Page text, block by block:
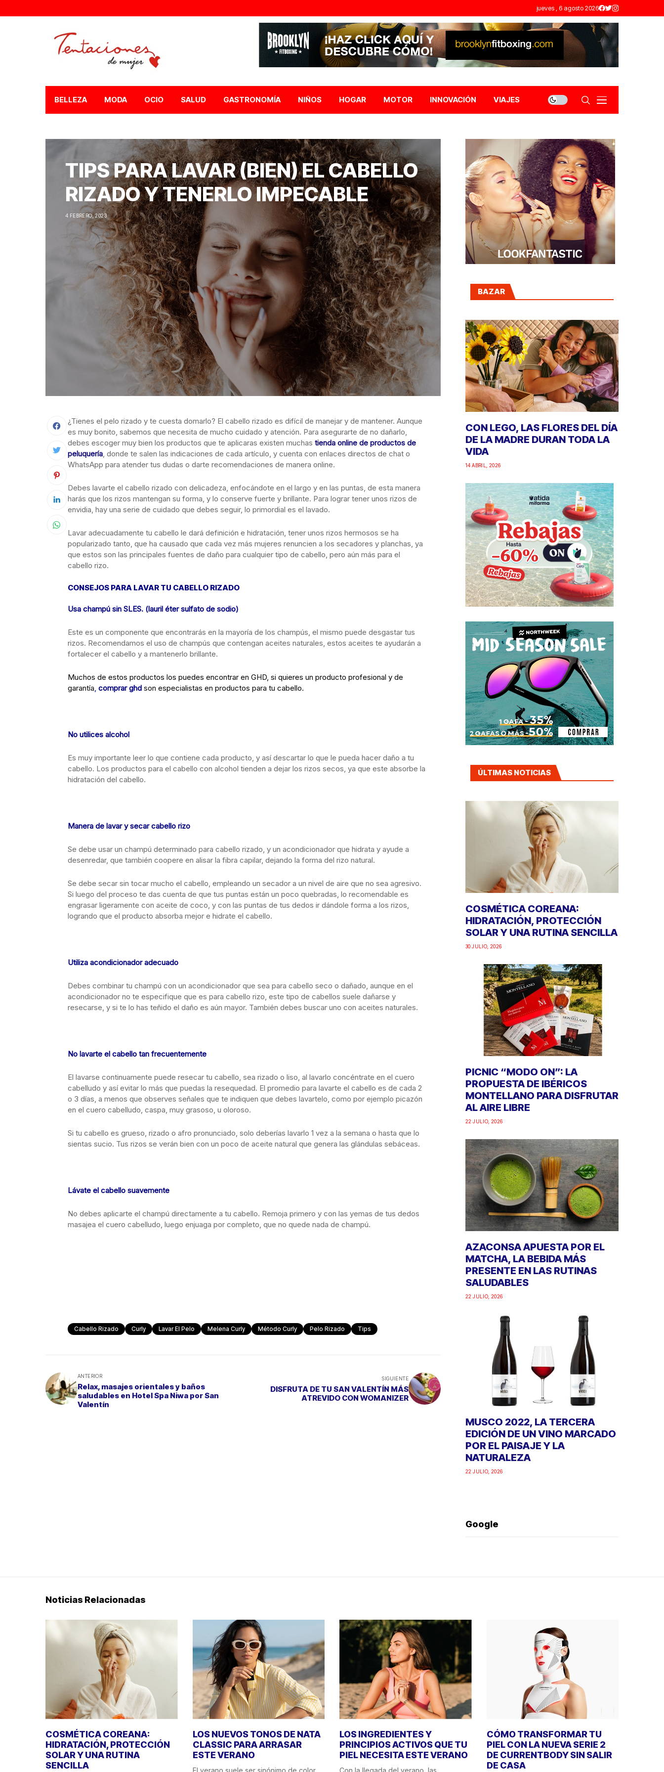
jueves , 6 agosto 2026
BELLEZA MODA OCIO SALUD GASTRONOMÍA NIÑOS HOGAR MOTOR INNOVACIÓN VIAJES
TIPS PARA LAVAR (BIEN) EL CABELLO
RIZADO Y TENERLO IMPECABLE
4 FEBRERO, 2023
¿Tienes el pelo rizado y te cuesta domarlo? El cabello rizado es difícil de manejar y de mantener. Aunque
es muy bonito, sabemos que necesita de mucho cuidado y atención. Para asegurarte de no dañarlo,
debes escoger muy bien los productos que te aplicaras existen muchas tienda online de productos de
peluquería, donde te salen las indicaciones de cada artículo, y cuenta con enlaces directos de chat o
WhatsApp para atender tus dudas o darte recomendaciones de manera online.
Debes lavarte el cabello rizado con delicadeza, enfocándote en el largo y en las puntas, de esta manera
harás que los rizos mantengan su forma, y lo conserve fuerte y brillante. Para lograr tener unos rizos de
envidia, hay una serie de cuidado que debes seguir, lo primordial es el lavado.
Lavar adecuadamente tu cabello le dará definición e hidratación, tener unos rizos hermosos se ha
popularizado tanto, que ha causado que cada vez más mujeres renuncien a los secadores y planchas, ya
que estos son las principales fuentes de daño para cualquier tipo de cabello, pero aún más para el
cabello rizo.
CONSEJOS PARA LAVAR TU CABELLO RIZADO
Usa champú sin SLES. (lauril éter sulfato de sodio)
Este es un componente que encontrarás en la mayoría de los champús, el mismo puede desgastar tus
rizos. Recomendamos el uso de champús que contengan aceites naturales, estos aceites te ayudarán a
fortalecer el cabello y a mantenerlo brillante.
Muchos de estos productos los puedes encontrar en GHD, si quieres un producto profesional y de
garantía, comprar ghd son especialistas en productos para tu cabello.
No utilices alcohol
Es muy importante leer lo que contiene cada producto, y así descartar lo que le pueda hacer daño a tu
cabello. Los productos para el cabello con alcohol tienden a dejar los rizos secos, ya que este absorbe la
hidratación del cabello.
Manera de lavar y secar cabello rizo
Se debe usar un champú determinado para cabello rizado, y un acondicionador que hidrata y ayude a
desenredar, que también coopere en alisar la fibra capilar, dejando la forma del rizo natural.
Se debe secar sin tocar mucho el cabello, empleando un secador a un nivel de aire que no sea agresivo.
Si luego del proceso te das cuenta de que tus puntas están un poco quebradas, lo recomendable es
engrasar ligeramente con aceite de coco, y con las puntas de tus dedos ir dándole forma a los rizos,
logrando que el producto absorba mejor e hidrate el cabello.
Utiliza acondicionador adecuado
Debes combinar tu champú con un acondicionador que sea para cabello seco o dañado, aunque en el
acondicionador no te especifique que es para cabello rizo, este tipo de cabellos suele dañarse y
resecarse, y si te lo has teñido el daño es aún mayor. También debes buscar uno con aceites naturales.
No lavarte el cabello tan frecuentemente
El lavarse continuamente puede resecar tu cabello, sea rizado o liso, al lavarlo concéntrate en el cuero
cabelludo y así evitar lo más que puedas la resequedad. El promedio para lavarte el cabello es de cada 2
o 3 días, a menos que observes señales que te indiquen que debes lavartelo, como por ejemplo picazón
en el cuero cabelludo, caspa, muy grasoso, u oloroso.
Si tu cabello es grueso, rizado o afro pronunciado, solo deberías lavarlo 1 vez a la semana o hasta que lo
sientas sucio. Tus rizos se verán bien con un poco de aceite natural que genera las glándulas sebáceas.
Lávate el cabello suavemente
No debes aplicarte el champú directamente a tu cabello. Remoja primero y con las yemas de tus dedos
masajea el cuero cabelludo, luego enjuaga por completo, que no quede nada de champú.
Cabello Rizado Curly Lavar El Pelo Melena Curly Método Curly Pelo Rizado Tips
ANTERIOR
Relax, masajes orientales y baños
saludables en Hotel Spa Niwa por San
Valentín
SIGUIENTE
DISFRUTA DE TU SAN VALENTÍN MÁS
ATREVIDO CON WOMANIZER
BAZAR
CON LEGO, LAS FLORES DEL DÍA
DE LA MADRE DURAN TODA LA
VIDA
14 ABRIL, 2026
ÚLTIMAS NOTICIAS
COSMÉTICA COREANA:
HIDRATACIÓN, PROTECCIÓN
SOLAR Y UNA RUTINA SENCILLA
30 JULIO, 2026
PICNIC “MODO ON”: LA
PROPUESTA DE IBÉRICOS
MONTELLANO PARA DISFRUTAR
AL AIRE LIBRE
22 JULIO, 2026
AZACONSA APUESTA POR EL
MATCHA, LA BEBIDA MÁS
PRESENTE EN LAS RUTINAS
SALUDABLES
22 JULIO, 2026
MUSCO 2022, LA TERCERA
EDICIÓN DE UN VINO MARCADO
POR EL PAISAJE Y LA
NATURALEZA
22 JULIO, 2026
Google
Noticias Relacionadas
COSMÉTICA COREANA:
HIDRATACIÓN, PROTECCIÓN
SOLAR Y UNA RUTINA
SENCILLA
LOS NUEVOS TONOS DE NATA
CLASSIC PARA ARRASAR
ESTE VERANO
El verano suele ser sinónimo de color,
LOS INGREDIENTES Y
PRINCIPIOS ACTIVOS QUE TU
PIEL NECESITA ESTE VERANO
Con la llegada del verano, las
CÓMO TRANSFORMAR TU
PIEL CON LA NUEVA SERIE 2
DE CURRENTBODY SIN SALIR
DE CASA